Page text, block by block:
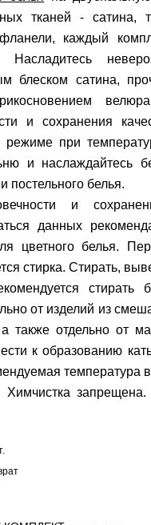
тканей - сатина,
каждый
блеском сатина,
и сохранения
режиме при
и наслаждайтесь
постельного белья.
и
данных
цветного белья.
стирка. Стирать,
стирать
от изделий из
также отдельно от
к образованию
температура
Химчистка